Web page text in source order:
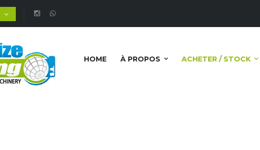
HOME À PROPOS ACHETER / STOCK